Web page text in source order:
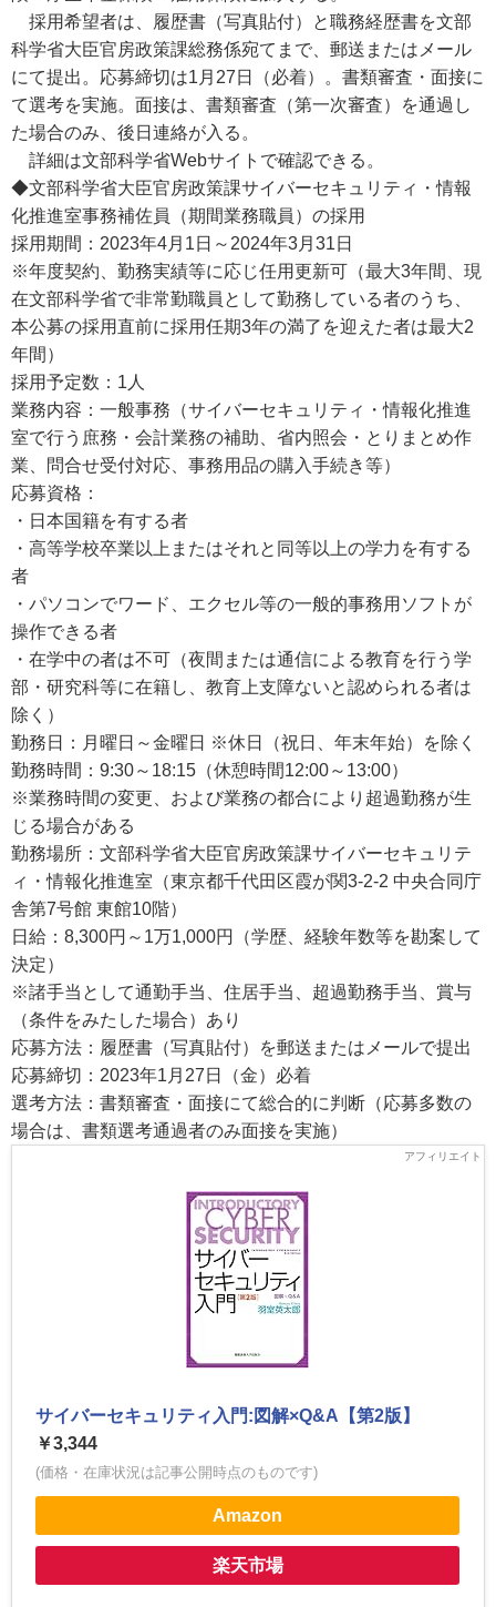
採用希望者は、履歴書（写真貼付）と職務経歴書を文部
科学省大臣官房政策課総務係宛てまで、郵送またはメール
にて提出。応募締切は1月27日（必着）。書類審査・面接に
て選考を実施。面接は、書類審査（第一次審査）を通過し
た場合のみ、後日連絡が入る。
詳細は文部科学省Webサイトで確認できる。
◆文部科学省大臣官房政策課サイバーセキュリティ・情報
化推進室事務補佐員（期間業務職員）の採用
採用期間：2023年4月1日～2024年3月31日
※年度契約、勤務実績等に応じ任用更新可（最大3年間、現
在文部科学省で非常勤職員として勤務している者のうち、
本公募の採用直前に採用任期3年の満了を迎えた者は最大2
年間）
採用予定数：1人
業務内容：一般事務（サイバーセキュリティ・情報化推進
室で行う庶務・会計業務の補助、省内照会・とりまとめ作
業、問合せ受付対応、事務用品の購入手続き等）
応募資格：
・日本国籍を有する者
・高等学校卒業以上またはそれと同等以上の学力を有する
者
・パソコンでワード、エクセル等の一般的事務用ソフトが
操作できる者
・在学中の者は不可（夜間または通信による教育を行う学
部・研究科等に在籍し、教育上支障ないと認められる者は
除く）
勤務日：月曜日～金曜日 ※休日（祝日、年末年始）を除く
勤務時間：9:30～18:15（休憩時間12:00～13:00）
※業務時間の変更、および業務の都合により超過勤務が生
じる場合がある
勤務場所：文部科学省大臣官房政策課サイバーセキュリテ
ィ・情報化推進室（東京都千代田区霞が関3-2-2 中央合同庁
舎第7号館 東館10階）
日給：8,300円～1万1,000円（学歴、経験年数等を勘案して
決定）
※諸手当として通勤手当、住居手当、超過勤務手当、賞与
（条件をみたした場合）あり
応募方法：履歴書（写真貼付）を郵送またはメールで提出
応募締切：2023年1月27日（金）必着
選考方法：書類審査・面接にて総合的に判断（応募多数の
場合は、書類選考通過者のみ面接を実施）
サイバーセキュリティ入門:図解×Q&A【第2版】
￥3,344
(価格・在庫状況は記事公開時点のものです)
Amazon
楽天市場